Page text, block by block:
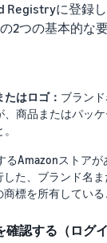
Registryに登録
2つの基本的な
はロゴ： ブラン
、商品またはパッ
るAmazonストア
した、ブランド名
標を所有している
認する（ログ